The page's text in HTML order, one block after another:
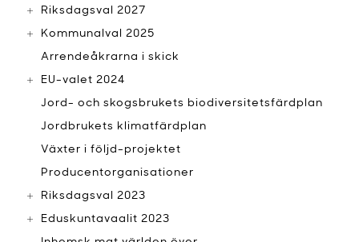
Riksdagsval 2027
Kommunalval 2025
Arrendeåkrarna i skick
EU-valet 2024
Jord- och skogsbrukets biodiversitetsfärdplan
Jordbrukets klimatfärdplan
Växter i följd-projektet
Producentorganisationer
Riksdagsval 2023
Eduskuntavaalit 2023